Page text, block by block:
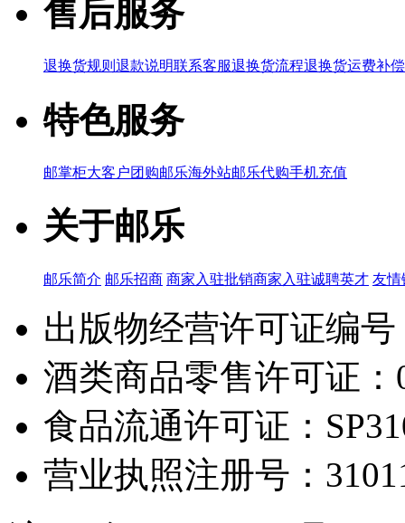
售后服务
退换货规则 退款说明联系客服退换货流程退换货运费补
特色服务
邮掌柜大客户团购邮乐海外站邮乐代购手机充值
关于邮乐
邮乐简介 邮乐招商 商家入驻批销商家入驻诚聘英才 友情
出版物经营许可证编
酒类商品零售许可证：
食品流通许可证：
营业执照注册号：